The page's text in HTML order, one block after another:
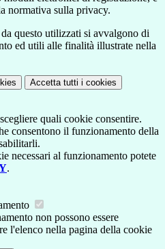
normativa sulla privacy.
questo utilizzati si avvalgono di
ed utili alle finalità illustrate nella
Accetta tutti i cookies
quali cookie consentire.
consentono il funzionamento della
necessari al funzionamento potete
.
non possono essere
l'elenco nella pagina della cookie